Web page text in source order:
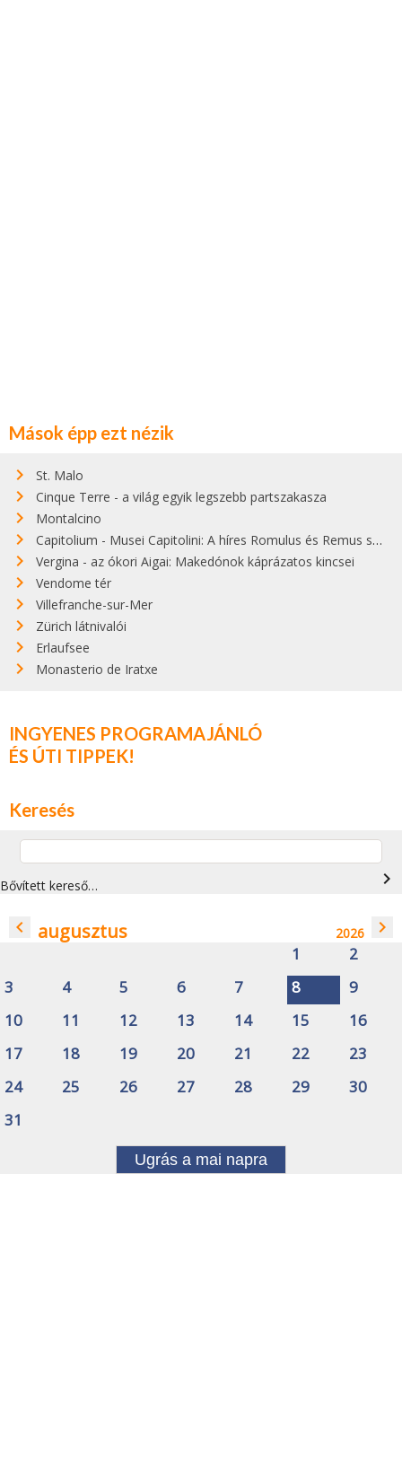
Mások épp ezt nézik
St. Malo
Cinque Terre - a világ egyik legszebb partszakasza
Montalcino
Capitolium - Musei Capitolini: A híres Romulus és Remus szobor őrzője
Vergina - az ókori Aigai: Makedónok káprázatos kincsei
Vendome tér
Villefranche-sur-Mer
Zürich látnivalói
Erlaufsee
Monasterio de Iratxe
INGYENES PROGRAMAJÁNLÓ
ÉS ÚTI TIPPEK!
Keresés
Bővített kereső… navigate_next
navigate_before augusztus 2026 navigate_next
1
2
3
4 5 6 7 8
9
10
11 12 13 14 15
16
17
18 19 20 21 22
23
24
25 26 27 28 29
30
31
Ugrás a mai napra